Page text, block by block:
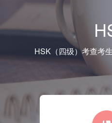
HSK（四级）考查考